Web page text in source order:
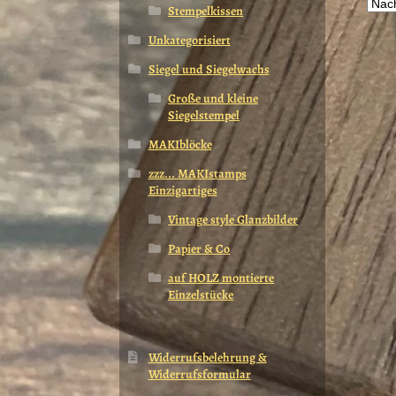
Stempelkissen
Unkategorisiert
Siegel und Siegelwachs
Große und kleine
Siegelstempel
MAKIblöcke
zzz... MAKIstamps
Einzigartiges
Vintage style Glanzbilder
Papier & Co
auf HOLZ montierte
Einzelstücke
Widerrufsbelehrung &
Widerrufsformular